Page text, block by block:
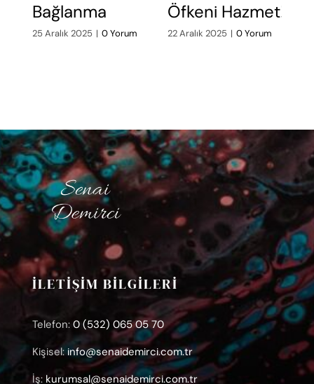
Bağlanma
25 Aralık 2025 | 0 Yorum
Öfkeni Hazmet!
22 Aralık 2025 | 0 Yorum
İLETİŞİM BİLGİLERİ
Telefon: 0 (532) 065 05 70
Kişisel: info@senaidemirci.com.tr
İş: kurumsal@senaidemirci.com.tr